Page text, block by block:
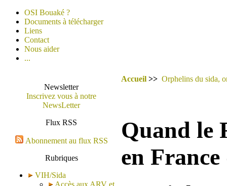
OSI Bouaké ?
Documents à télécharger
Liens
Contact
Nous aider
...
Newsletter
Inscrivez vous à notre
NewsLetter
Flux RSS
Abonnement au flux RSS
Rubriques
VIH/Sida
Accès aux ARV et
Accueil >> Orphelins du sida,
Quand le
en France